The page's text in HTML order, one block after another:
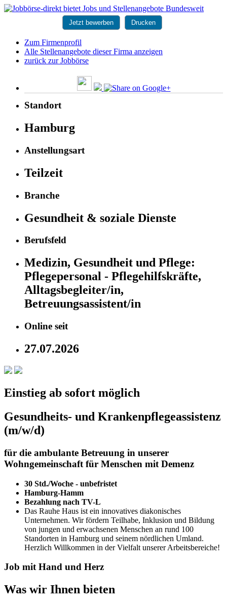
Jetzt bewerben Drucken
Zum Firmenprofil
Alle Stellenangebote dieser Firma anzeigen
zurück zur Jobbörse
Standort
Hamburg
Anstellungsart
Teilzeit
Branche
Gesundheit & soziale Dienste
Berufsfeld
Medizin, Gesundheit und Pflege:
Pflegepersonal - Pflegehilfskräfte,
Alltagsbegleiter/in,
Betreuungsassistent/in
Online seit
27.07.2026
Einstieg ab sofort möglich
Gesundheits- und Krankenpflegeassistenz
(m/w/d)
für die ambulante Betreuung in unserer
Wohngemeinschaft für Menschen mit Demenz
30 Std./Woche - unbefristet
Hamburg-Hamm
Bezahlung nach TV-L
Das Rauhe Haus ist ein innovatives diakonisches
Unternehmen. Wir fördern Teilhabe, Inklusion und Bildung
von jungen und erwachsenen Menschen an rund 100
Standorten in Hamburg und seinem nördlichen Umland.
Herzlich Willkommen in der Vielfalt unserer Arbeitsbereiche!
Job mit Hand und Herz
Was wir Ihnen bieten